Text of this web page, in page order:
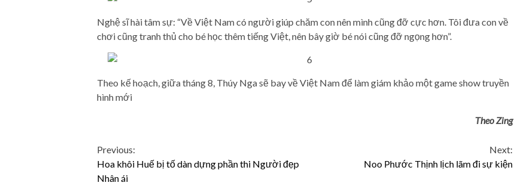
Nghệ sĩ hài tâm sự: “Về Việt Nam có người giúp chăm con nên mình cũng đỡ cực hơn. Tôi đưa con về
chơi cũng tranh thủ cho bé học thêm tiếng Việt, nên bây giờ bé nói cũng đỡ ngọng hơn”.
Theo kế hoạch, giữa tháng 8, Thúy Nga sẽ bay về Việt Nam để làm giám khảo một game show truyền
hình mới
Theo Zing
Continue
Reading
Previous:
Hoa khôi Huế bị tố dàn dựng phần thi Người đẹp
Nhân ái
Next:
Noo Phước Thịnh lịch lãm đi sự kiện